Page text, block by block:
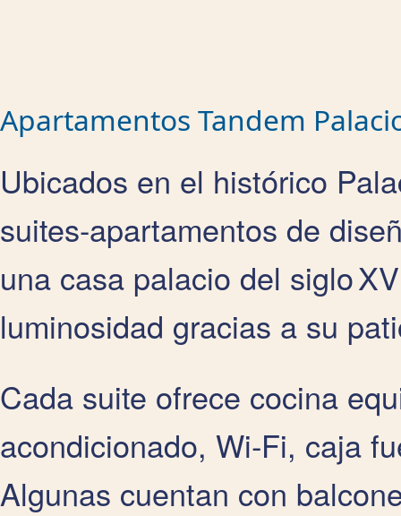
Apartamentos Tandem
Ubicados en el histórico
suites-apartamentos de
una casa palacio del siglo
luminosidad gracias a su
Cada suite ofrece cocina
acondicionado, Wi‑Fi, caja
Algunas cuentan con